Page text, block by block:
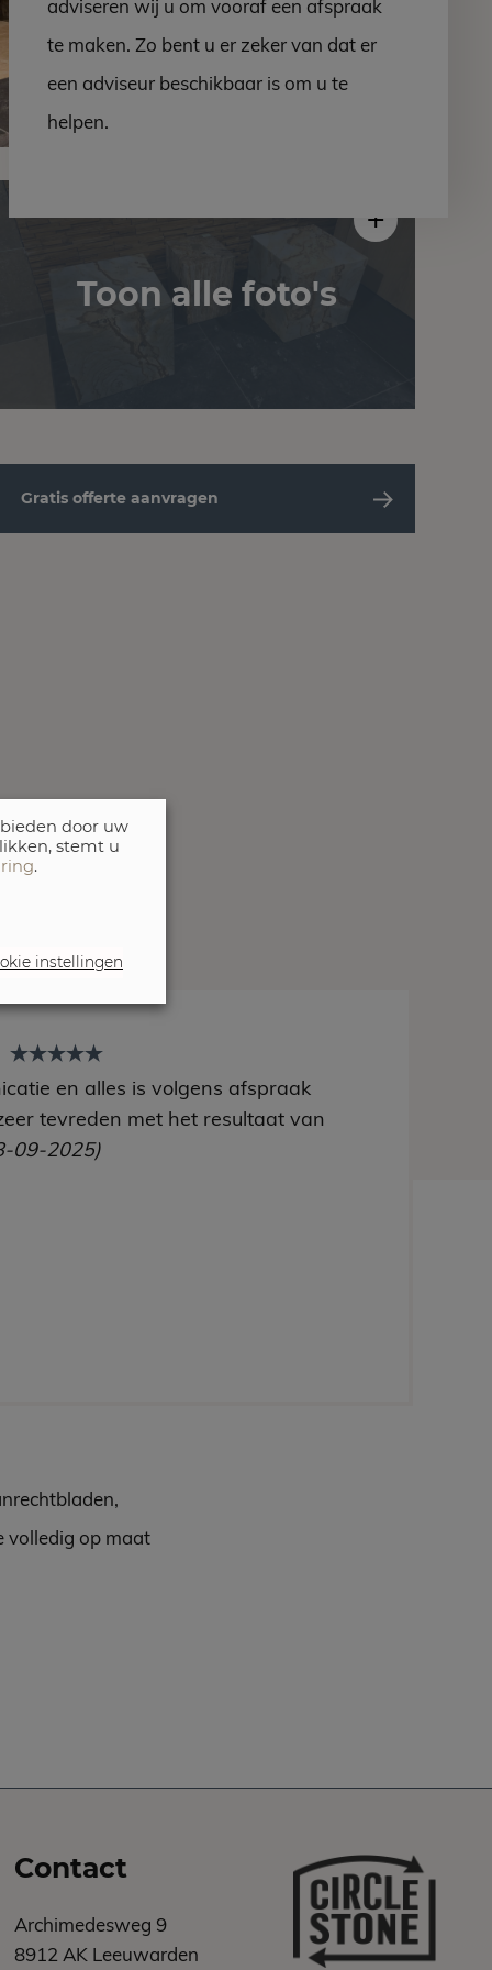
Gratis offerte aanvragen
en alles is volgens afspraak
tevreden met het resultaat van
09-2025)
volledig op maat
Contact
Archimedesweg 9
8912 AK Leeuwarden
adviseren wij u om vooraf een afspraak
te maken. Zo bent u er zeker van dat er
een adviseur beschikbaar is om u te
helpen.
door uw
stemt u
.
instellingen